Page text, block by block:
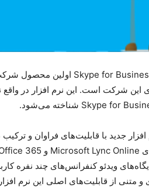
ویدئو کنفرانس‌های چند نفره
و متنی از قابلیت‌های اصلی این نرم